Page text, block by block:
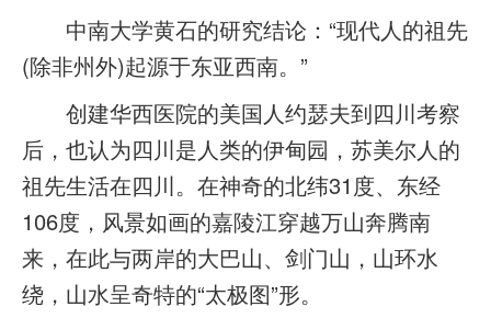
中南大学黄石的研究结论：“现代人的祖先
(除非州外)起源于东亚西南。”
创建华西医院的美国人约瑟夫到四川考察
后，也认为四川是人类的伊甸园，苏美尔人的
祖先生活在四川。在神奇的北纬31度、东经
106度，风景如画的嘉陵江穿越万山奔腾南
来，在此与两岸的大巴山、剑门山，山环水
绕，山水呈奇特的“太极图”形。